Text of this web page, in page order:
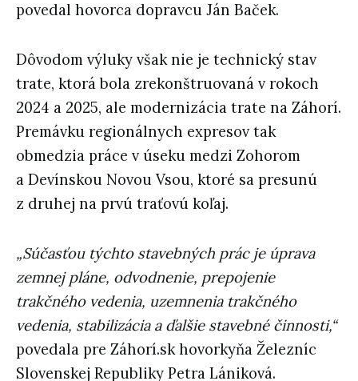
povedal hovorca dopravcu Ján Baček.
Dôvodom výluky však nie je technický stav
trate, ktorá bola zrekonštruovaná v rokoch
2024 a 2025, ale modernizácia trate na Záhorí.
Premávku regionálnych expresov tak
obmedzia práce v úseku medzi Zohorom
a Devínskou Novou Vsou, ktoré sa presunú
z druhej na prvú traťovú koľaj.
„Súčasťou týchto stavebných prác je úprava
zemnej pláne, odvodnenie, prepojenie
trakčného vedenia, uzemnenia trakčného
vedenia, stabilizácia a ďalšie stavebné činnosti,“
povedala pre Záhorí.sk hovorkyňa Železníc
Slovenskej Republiky Petra Lániková.